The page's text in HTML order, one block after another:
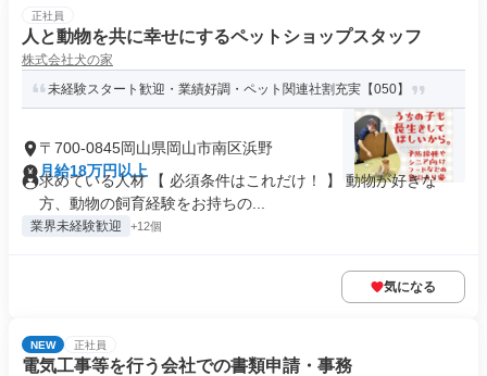
正社員
人と動物を共に幸せにするペットショップスタッフ
株式会社犬の家
未経験スタート歓迎・業績好調・ペット関連社割充実【050】
〒700-0845岡山県岡山市南区浜野
月給18万円以上
求めている人材 【 必須条件はこれだけ！ 】 動物が好きな
方、動物の飼育経験をお持ちの...
業界未経験歓迎 +12個
気になる
NEW 正社員
電気工事等を行う会社での書類申請・事務